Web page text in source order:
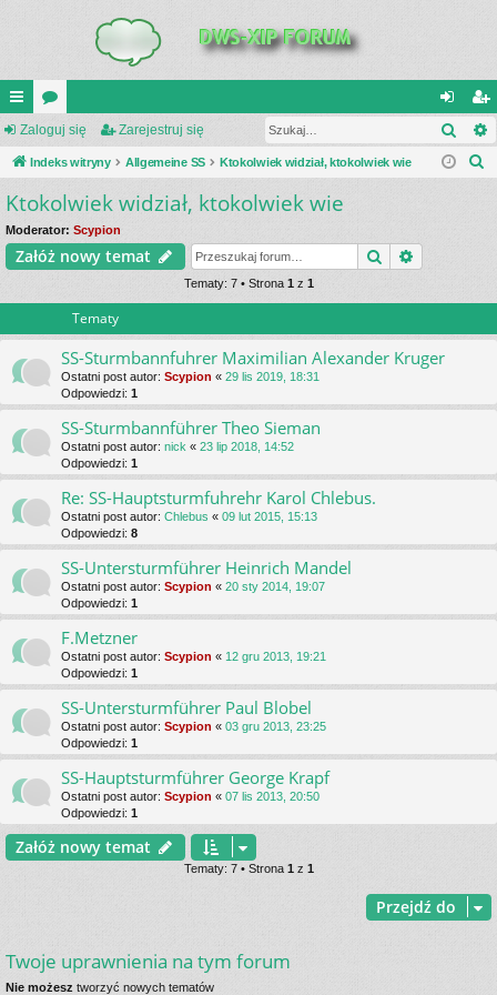
UI
C
K
_L
IN
or
a
al
og
ar
ej
Zaloguj się Zarejestruj się
Indeks witryny Allgemeine SS Ktokolwiek widział, ktokolwiek wie
Ktokolwiek widział, ktokolwiek wie
Moderator: Scypion
Załóż nowy temat Szukaj
Tematy: 7 • Strona 1 z 1
Tematy
SS-Sturmbannfuhrer Maximilian Alexander Kruger
Ostatni post autor: Scypion « 29 lis 2019, 18:31
Odpowiedzi: 1
SS-Sturmbannführer Theo Sieman
Ostatni post autor: nick « 23 lip 2018, 14:52
Odpowiedzi: 1
Re: SS-Hauptsturmfuhrehr Karol Chlebus.
Ostatni post autor: Chlebus « 09 lut 2015, 15:13
Odpowiedzi: 8
SS-Untersturmführer Heinrich Mandel
Ostatni post autor: Scypion « 20 sty 2014, 19:07
Odpowiedzi: 1
F.Metzner
Ostatni post autor: Scypion « 12 gru 2013, 19:21
Odpowiedzi: 1
SS-Untersturmführer Paul Blobel
Ostatni post autor: Scypion « 03 gru 2013, 23:25
Odpowiedzi: 1
SS-Hauptsturmführer George Krapf
Ostatni post autor: Scypion « 07 lis 2013, 20:50
Odpowiedzi: 1
Załóż nowy temat
Tematy: 7 • Strona 1z 1
Przejdź do
Twoje uprawnienia na tym forum
Nie możesz tworzyć nowych tematów